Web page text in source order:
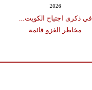
2026
في ذكرى اجتياح الكويت...
مخاطر الغزو قائمة